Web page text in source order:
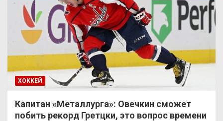
ХОККЕЙ
Капитан «Металлурга»: Овечкин сможет
побить рекорд Гретцки, это вопрос времени